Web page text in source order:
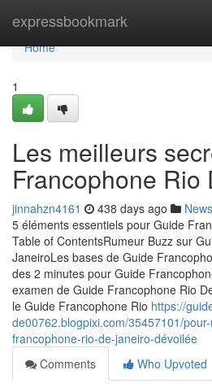
expressbookmark
Home
Home
1
Les meilleurs
Francophone Rio
jinnahzn4161 438 days ago News
5 éléments essentiels pour Guide
Table of ContentsRumeur Buzz sur
JaneiroLes bases de Guide
des 2 minutes pour Guide
examen de Guide Francophone Rio
le Guide Francophone Rio https://
de00762.blogpixi.com/35457101/
francophone-rio-de-janeiro-dévoilée
Comments
Who Upvoted